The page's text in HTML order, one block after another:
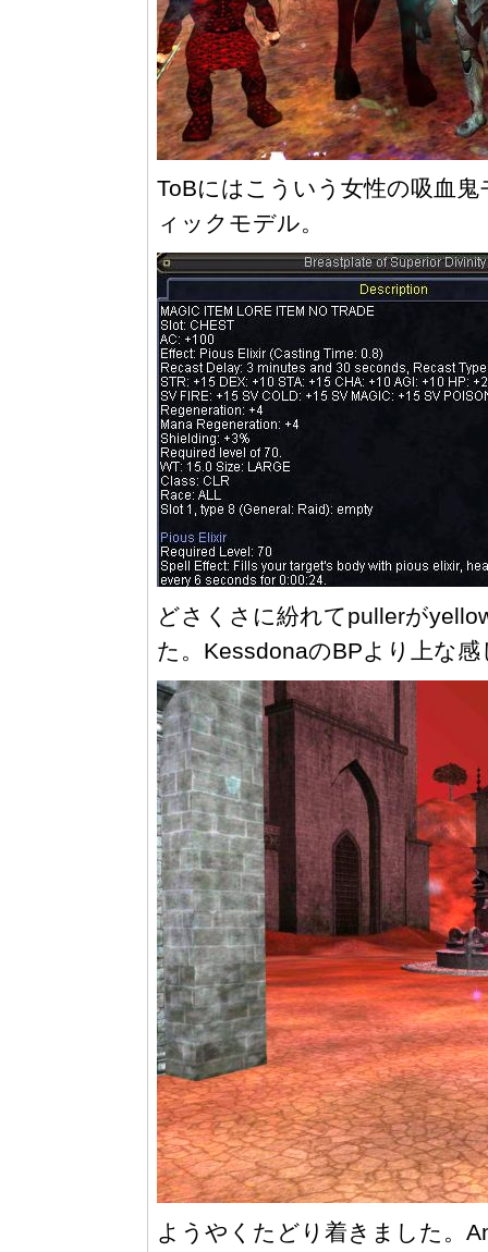
ToBにはこういう女性の吸血
ィックモデル。
どさくさに紛れてpullerが
た。KessdonaのBPより上な感
ようやくたどり着きました。